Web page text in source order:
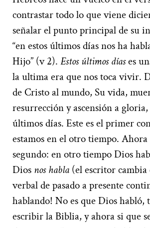
contrastar todo lo que viene
señalar el punto principal de su
“en estos últimos días nos ha
Hijo” (v 2). Estos últimos díases
la ultima era que nos toca vivir.
de Cristo al mundo, Su vida,
resurrección y ascensión a gloria,
últimos días. Este es el primer
estamos en el otro tiempo. Ahora
segundo: en otro tiempo Dios
Dios nos habla (el escritor
verbal de pasado a presente
hablando! No es que Dios habló,
escribir la Biblia, y ahora si que